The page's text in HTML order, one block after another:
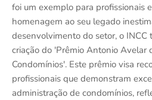
foi um exemplo para profissionais
homenagem ao seu legado
desenvolvimento do setor, o INCC
criação do 'Prêmio Antonio Avelar
Condomínios'. Este prêmio visa
profissionais que demonstram
administração de condomínios,